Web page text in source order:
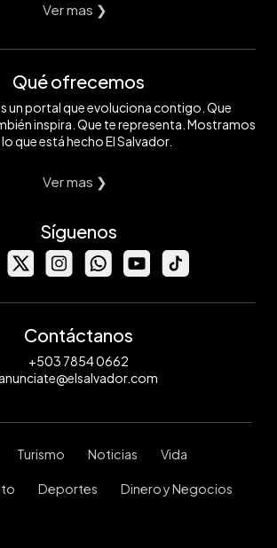
Ver mas ❯
Qué ofrecemos
un portal que evoluciona contigo. Que
inspira. Que te representa. Mostramos
que está hecho El Salvador.
Ver mas ❯
Síguenos
Contáctanos
+503 7854 0662
anunciate@elsalvador.com
Turismo Noticias Vida
Deportes Dinero y Negocios